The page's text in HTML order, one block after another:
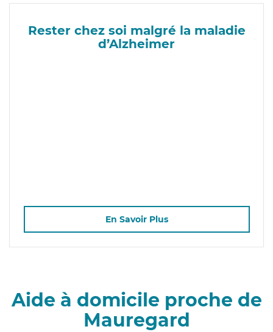
Rester chez soi malgré la maladie
d’Alzheimer
En Savoir Plus
Aide à domicile proche de
Mauregard